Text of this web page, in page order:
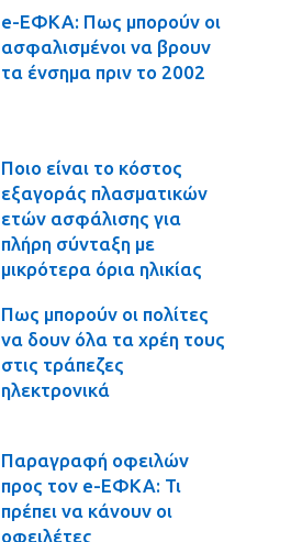
e-ΕΦΚΑ: Πως μπορούν οι
ασφαλισμένοι να βρουν
τα ένσημα πριν το 2002
Ποιο είναι το κόστος
εξαγοράς πλασματικών
ετών ασφάλισης για
πλήρη σύνταξη με
μικρότερα όρια ηλικίας
Πως μπορούν οι πολίτες
να δουν όλα τα χρέη τους
στις τράπεζες
ηλεκτρονικά
Παραγραφή οφειλών
προς τον e-ΕΦΚΑ: Τι
πρέπει να κάνουν οι
οφειλέτες